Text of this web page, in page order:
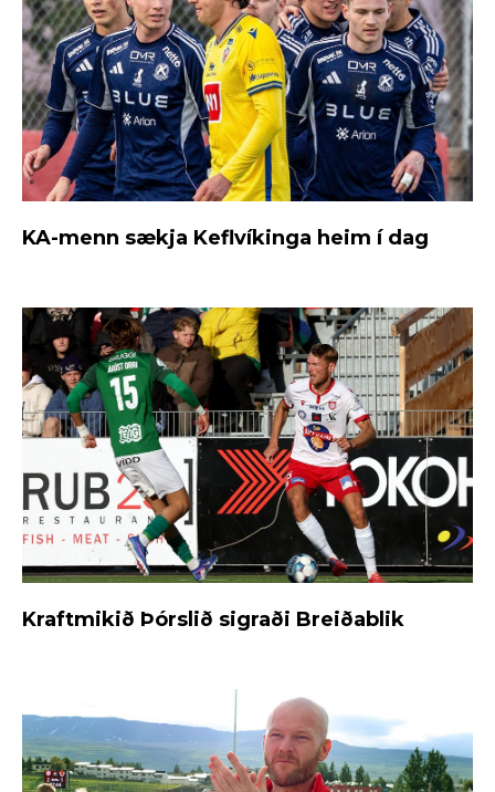
KA-menn sækja Keflvíkinga heim í dag
Kraftmikið Þórslið sigraði Breiðablik